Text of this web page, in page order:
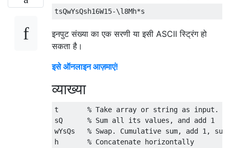
इनपुट संख्या का एक सरणी या इसी ASCII स्ट्रिंग हो
सकता है।
इसे ऑनलाइन आज़माएं!
व्याख्या
t       % Take array or string as input.
sQ      % Sum all its values, and add 1
wYsQs   % Swap. Cumulative sum, add 1, sum
h       % Concatenate horizontally